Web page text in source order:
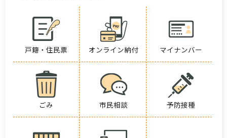
戸籍・住民票 オンライン納付 マイナンバー
ごみ 市民相談 予防接種